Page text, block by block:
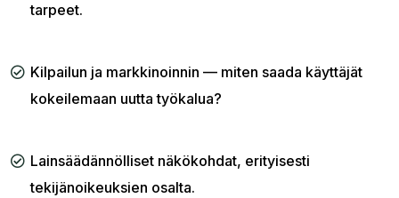
tarpeet.
Kilpailun ja markkinoinnin — miten saada käyttäjät
kokeilemaan uutta työkalua?
Lainsäädännölliset näkökohdat, erityisesti
tekijänoikeuksien osalta.